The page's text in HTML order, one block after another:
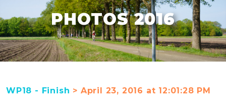
PHOTOS 2016
WP18 - Finish > April 23, 2016 at 12:01:28 PM